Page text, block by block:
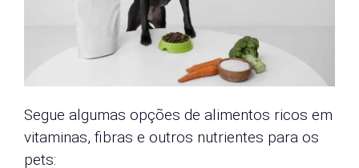
Segue algumas opções de alimentos ricos em
vitaminas, fibras e outros nutrientes para os
pets: